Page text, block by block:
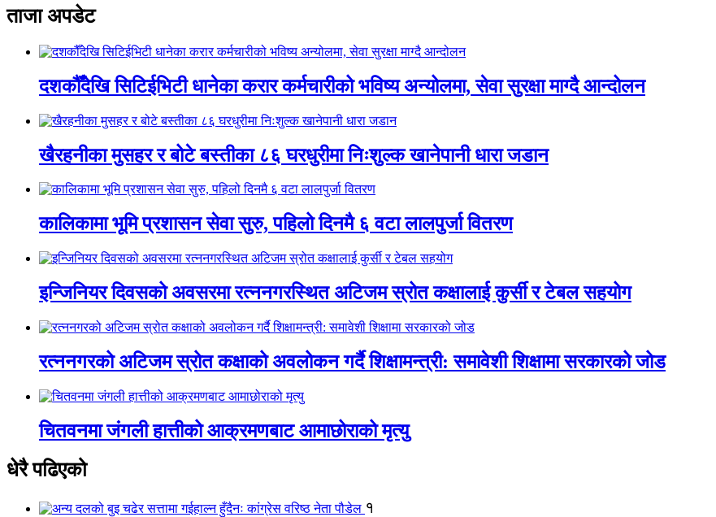
ताजा अपडेट
दशकौँदेखि सिटिईभिटी धानेका करार कर्मचारीको भविष्य अन्योलमा, सेवा सुरक्षा माग्दै आन्दोलन
खैरहनीका मुसहर र बोटे बस्तीका ८६ घरधुरीमा निःशुल्क खानेपानी धारा जडान
कालिकामा भूमि प्रशासन सेवा सुरु, पहिलो दिनमै ६ वटा लालपुर्जा वितरण
इन्जिनियर दिवसको अवसरमा रत्ननगरस्थित अटिजम स्रोत कक्षालाई कुर्सी र टेबल सहयोग
रत्ननगरको अटिजम स्रोत कक्षाको अवलोकन गर्दै शिक्षामन्त्री: समावेशी शिक्षामा सरकारको जोड
चितवनमा जंगली हात्तीको आक्रमणबाट आमाछोराको मृत्यु
धेरै पढिएको
१